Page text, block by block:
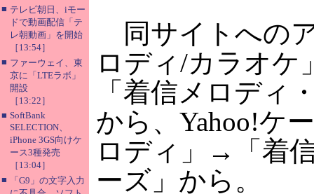
■ テレビ朝日、iモー
ドで動画配信「テ
レ朝動画」を開始
［13:54］
■ ファーウェイ、東
京に「LTEラボ」
開設
［13:22］
■ SoftBank
SELECTION、
iPhone 3GS向けケ
ース3種発売
［13:04］
■
「G9」の文字入力
同サイトへの
ロディ/カラオケ
「着信メロディ
から、Yahoo!ケ
ロディ」→「着
ーズ」から。